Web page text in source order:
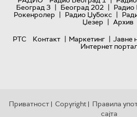
Београд 3 | Београд 202 | Радио
Рокенролер | Радио Џубокс |
Џезер | Архив
РТС
Контакт | Маркетинг | Јавне
Интернет
Приватност | Copyright | Правила
сајта